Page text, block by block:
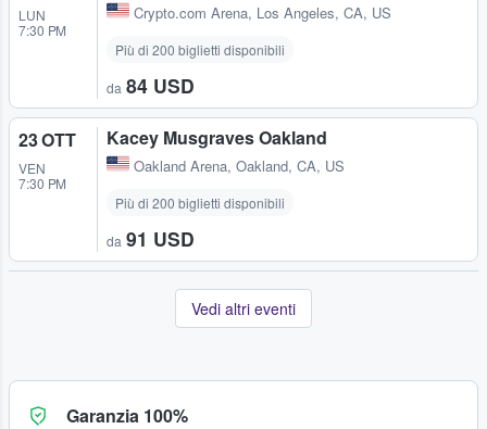
LUN
7:30 PM
Crypto.com Arena, Los Angeles, CA, US
Più di 200 biglietti disponibili
da 84 USD
23 OTT
VEN
7:30 PM
Kacey Musgraves Oakland
Oakland Arena, Oakland, CA, US
Più di 200 biglietti disponibili
da 91 USD
Vedi altri eventi
Garanzia 100%